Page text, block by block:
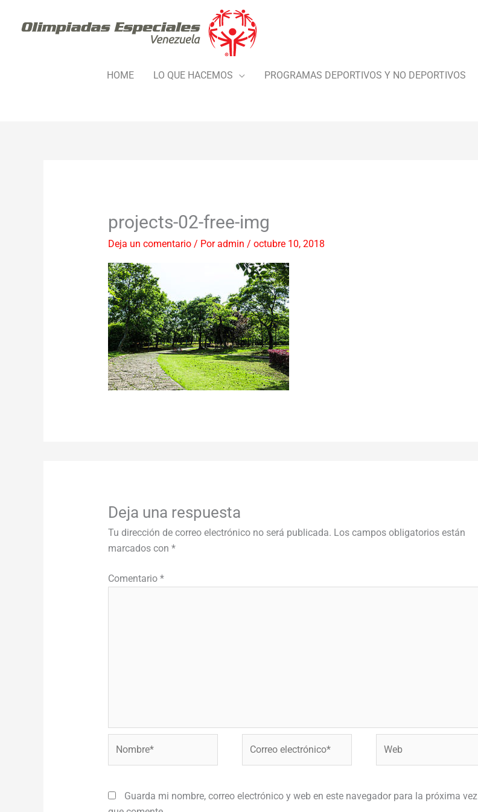
HOME LO QUE HACEMOS PROGRAMAS DEPORTIVOS Y NO DEPORTIVOS
projects-02-free-img
Deja un comentario / Poradmin / octubre 10, 2018
Deja una respuesta
Tu dirección de correo electrónico no será publicada. Los campos obligatorios están
marcados con *
Comentario *
electrónico*
Guarda mi nombre, correo electrónico y web en este navegador para la próxima vez